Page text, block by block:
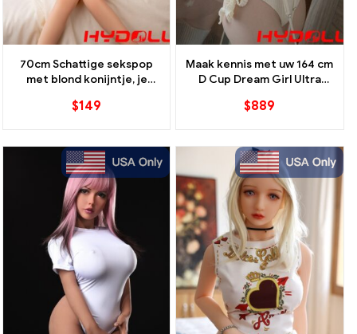
70cm Schattige sekspop
met blond konijntje, je
$149
Maak kennis met uw 164 cm
D Cup Dream Girl Ultra
$889